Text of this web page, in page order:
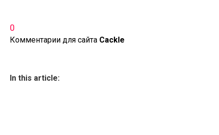
0
Комментарии для сайта Cackle
In this article: